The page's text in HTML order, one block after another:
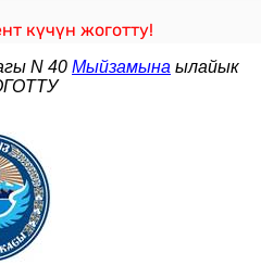
күчүн жоготту!